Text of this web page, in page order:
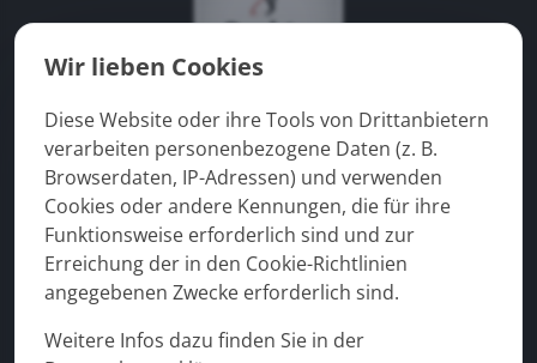
Wir lieben Cookies
Diese Website oder ihre Tools von Drittanbietern
verarbeiten personenbezogene Daten (z. B.
Browserdaten, IP-Adressen) und verwenden
Cookies oder andere Kennungen, die für ihre
Funktionsweise erforderlich sind und zur
Erreichung der in den Cookie-Richtlinien
angegebenen Zwecke erforderlich sind.
Weitere Infos dazu finden Sie in der